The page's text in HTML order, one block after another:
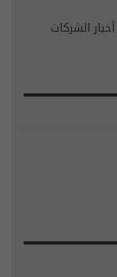
أخبار الشركات